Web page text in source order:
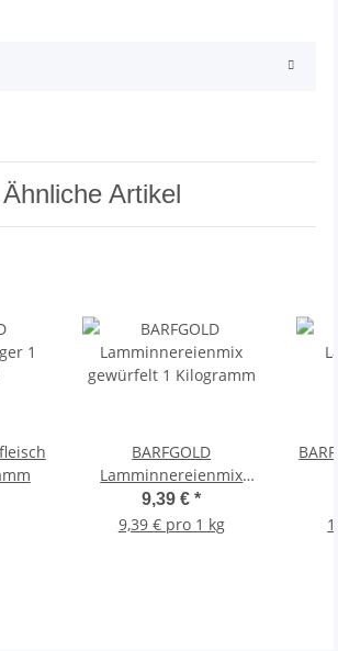
Ähnliche Artikel
BARFGOLD
Lamminnereienmix
gewürfelt 1 Kilogramm
9,39 €*
9,39 € pro 1 kg